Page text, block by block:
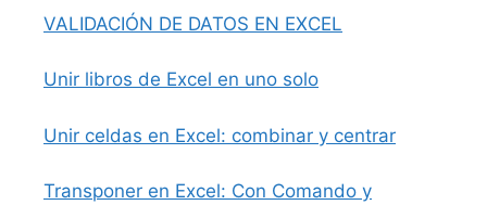
VALIDACIÓN DE DATOS EN EXCEL
Unir libros de Excel en uno solo
Unir celdas en Excel: combinar y centrar
Transponer en Excel: Con Comando y